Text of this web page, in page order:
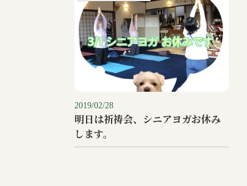
2019/02/28
明日は祈祷会、シニアヨガお休み
します。